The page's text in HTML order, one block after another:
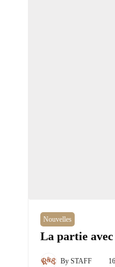
Nouvelles
La partie
By STAFF